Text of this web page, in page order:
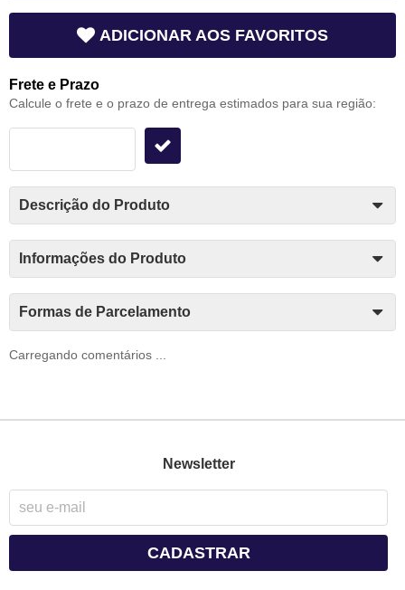
ADICIONAR AOS FAVORITOS
Frete e Prazo
Calcule o frete e o prazo de entrega estimados para sua região:
Descrição do Produto
Informações do Produto
Formas de Parcelamento
Carregando comentários ...
Newsletter
CADASTRAR